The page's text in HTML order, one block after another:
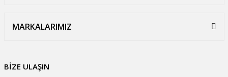
MARKALARIMIZ
BİZE ULAŞIN